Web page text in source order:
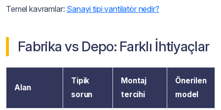
Temel kavramlar: Sanayi tipi vantilatör nedir?
Fabrika vs Depo: Farklı İhtiyaçlar
Alan
Tipik
sorun
Montaj
tercihi
Önerilen
model